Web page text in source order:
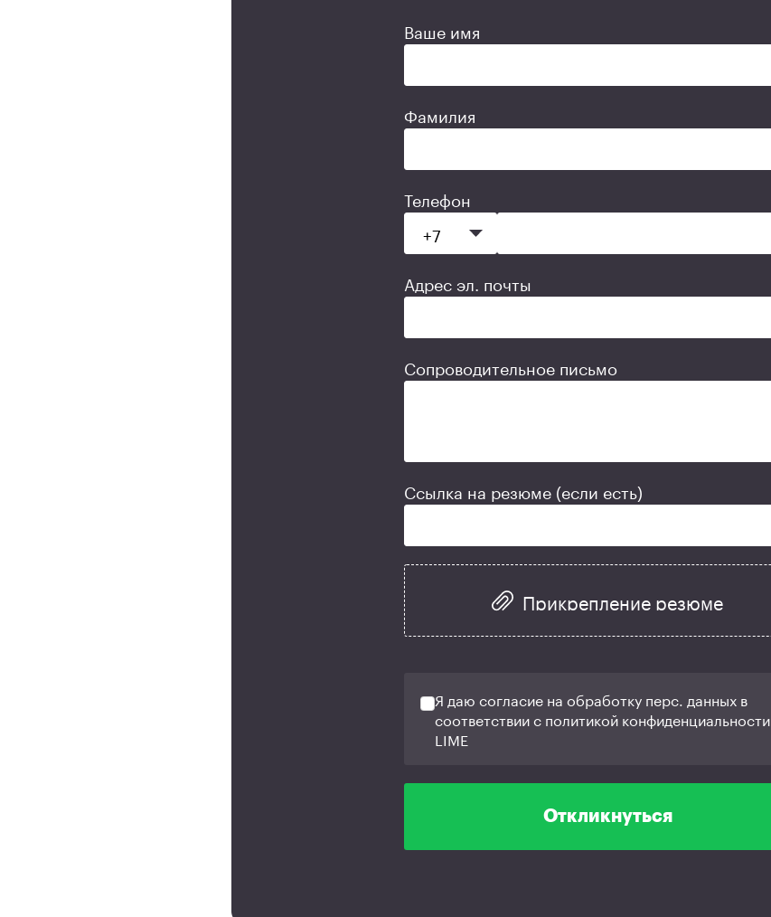
Ваше имя
Фамилия
Телефон
Адрес эл. почты
Сопроводительное письмо
Ссылка на резюме (если есть)
Прикрепление резюме
Я даю согласие на обработку перс. данных в
соответствии с политикой конфиденциальности
LIME
Откликнуться